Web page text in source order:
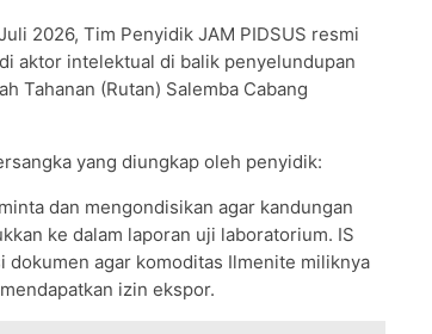
2026, Tim Penyidik JAM PIDSUS resmi
aktor intelektual di balik penyelundupan
Tahanan (Rutan) Salemba Cabang
yang diungkap oleh penyidik:
dan mengondisikan agar kandungan
ke dalam laporan uji laboratorium. IS
dokumen agar komoditas Ilmenite miliknya
izin ekspor.